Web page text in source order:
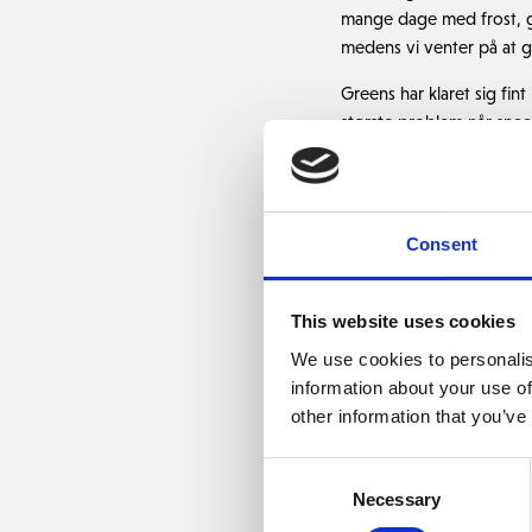
Consent
This website uses cookies
We use cookies to
information about your use
other information that
Necessary
mange dage med frost,
medens vi venter på at
Greens har klaret sig
største problem når
luftningshuller vi lavede
spilleoverfladen tilbage i
Greens vil også blive
Alle andre områder som
sanddybderne bliver